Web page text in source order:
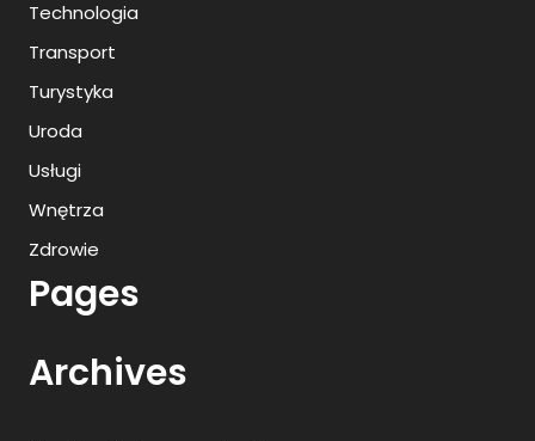
Technologia
Transport
Turystyka
Uroda
Usługi
Wnętrza
Zdrowie
Pages
Archives